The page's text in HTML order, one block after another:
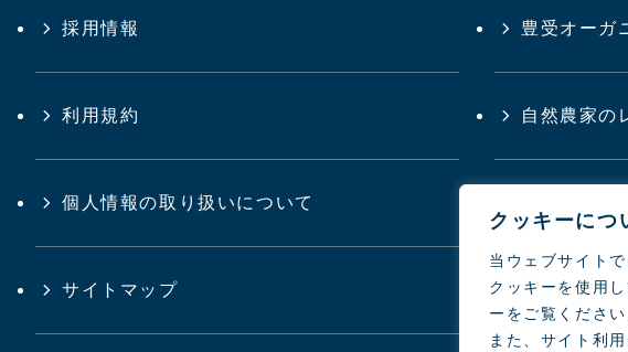
クッキーにつ
当ウェブサイト
クッキーを使用
ーをご覧ください
また、サイト利
採用情報
利用規約
個人情報の取り扱いについて
サイトマップ
豊受オーガ
自然農家の
日本の農業